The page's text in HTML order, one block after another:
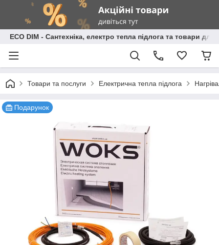
ECO DIM - Сантехніка, електро тепла підлога та товари для
Товари та послуги Електрична тепла підлога
Подарунок